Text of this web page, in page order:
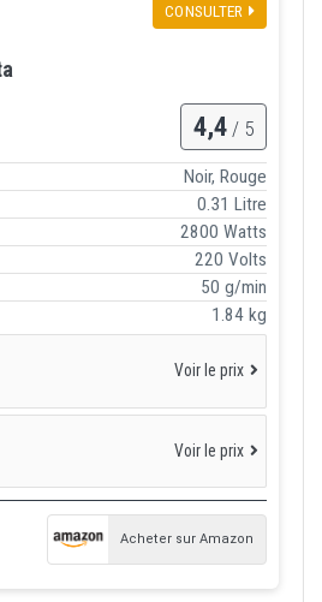
CONSULTER
4,4 / 5
Noir, Rouge
0.31 Litre
2800 Watts
220 Volts
50 g/min
1.84 kg
Voir le prix
Voir le prix
Acheter sur Amazon